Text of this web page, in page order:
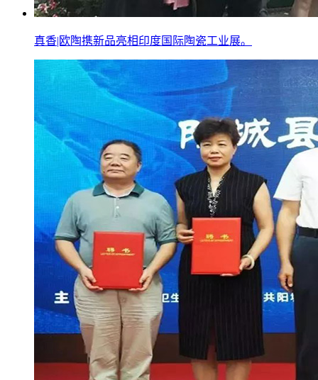
真香|欧陶携新品亮相印度国际陶瓷工业展。